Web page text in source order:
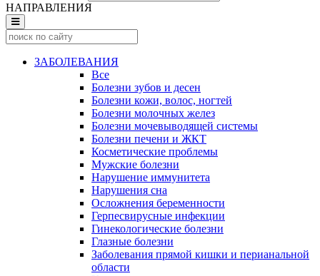
НАПРАВЛЕНИЯ
ЗАБОЛЕВАНИЯ
Все
Болезни зубов и десен
Болезни кожи, волос, ногтей
Болезни молочных желез
Болезни мочевыводящей системы
Болезни печени и ЖКТ
Косметические проблемы
Мужские болезни
Нарушение иммунитета
Нарушения сна
Осложнения беременности
Герпесвирусные инфекции
Гинекологические болезни
Глазные болезни
Заболевания прямой кишки и перианальной
области